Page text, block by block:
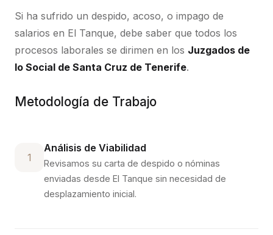
Si ha sufrido un despido, acoso, o impago de
salarios en El Tanque, debe saber que todos los
procesos laborales se dirimen en los Juzgados de
lo Social de Santa Cruz de Tenerife.
Metodología de Trabajo
1
Análisis de Viabilidad
Revisamos su carta de despido o nóminas
enviadas desde El Tanque sin necesidad de
desplazamiento inicial.